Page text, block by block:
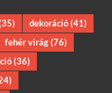
dekoráció(41)
fehér virág(76)
(36)